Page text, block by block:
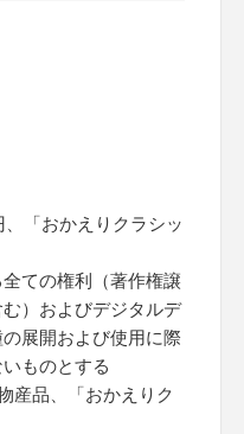
「おかえりクラシッ
ての権利（著作権譲
）およびデジタルデ
展開および使用に際
ものとする
産品、「おかえりク